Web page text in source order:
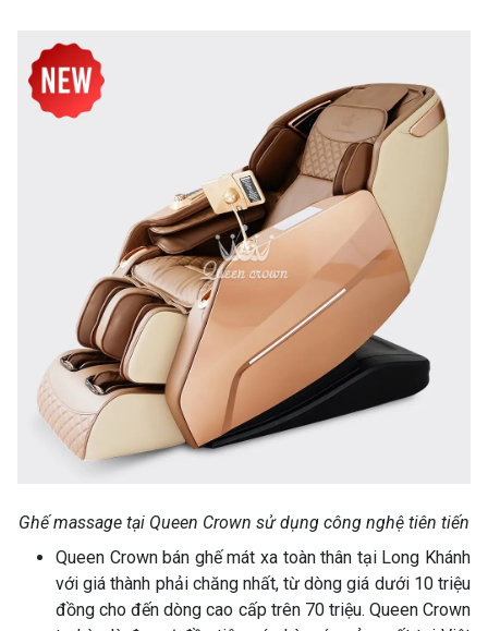
Ghế massage tại Queen Crown sử dụng công nghệ tiên tiến
Queen Crown bán ghế mát xa toàn thân tại Long Khánh
với giá thành phải chăng nhất, từ dòng giá dưới 10 triệu
đồng cho đến dòng cao cấp trên 70 triệu. Queen Crown